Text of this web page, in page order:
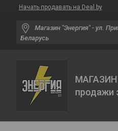
Начать продавать на Deal.by
Магазин "Энергия" - ул.
Беларусь
МАГАЗИН
продажи